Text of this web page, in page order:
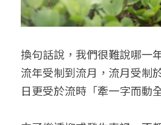
換句話說，我們很難說哪一
流年受制到流月，流月受制
日更受於流時「牽一字而動